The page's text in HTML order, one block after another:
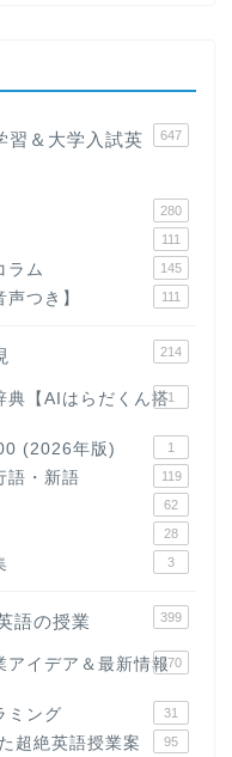
習＆大学入試英
647
280
111
ラム 145
つき】 111
214
典【AIはらだくん搭1
(2026年版) 1
語・新語 119
62
28
3
語の授業 399
アイデア＆最新情報170
ミング 31
超絶英語授業案 95